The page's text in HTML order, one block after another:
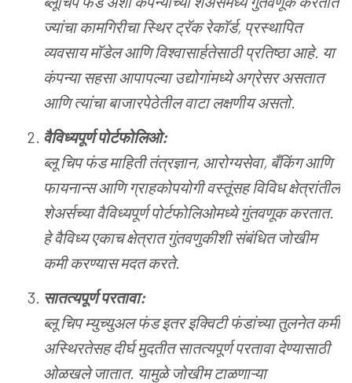
ज्यांचा कामगिरीचा स्थिर ट्रॅक रेकॉर्ड, प्रस्थापित
व्यवसाय मॉडेल आणि विश्वासार्हतेसाठी प्रतिष्ठा आहे. या
कंपन्या सहसा आपापल्या उद्योगांमध्ये अग्रेसर असतात
आणि त्यांचा बाजारपेठेतील वाटा लक्षणीय असतो.
वैविध्यपूर्णपोर्टफोलिओ:
ब्लू चिप फंड माहिती तंत्रज्ञान, आरोग्यसेवा, बँकिंग आणि
फायनान्स आणि ग्राहकोपयोगी वस्तूंसह विविध क्षेत्रांतील
शेअर्सच्या वैविध्यपूर्ण पोर्टफोलिओमध्ये गुंतवणूक करतात.
हे वैविध्य एकाच क्षेत्रात गुंतवणुकीशी संबंधित जोखीम
कमी करण्यास मदत करते.
सातत्यपूर्णपरतावा:
ब्लू चिप म्युच्युअल फंड इतर इक्विटी फंडांच्या तुलनेत कमी
अस्थिरतेसह दीर्घ मुदतीत सातत्यपूर्ण परतावा देण्यासाठी
ओळखले जातात. यामुळे जोखीम टाळणाऱ्या